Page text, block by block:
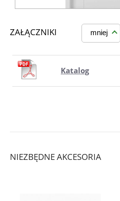
ZAŁĄCZNIKI mniej
Katalog
NIEZBĘDNE AKCESORIA